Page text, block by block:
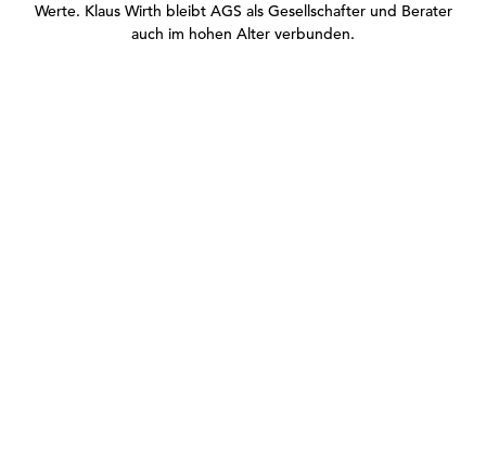
Werte. Klaus Wirth bleibt AGS als Gesellschafter und Berater
auch im hohen Alter verbunden.